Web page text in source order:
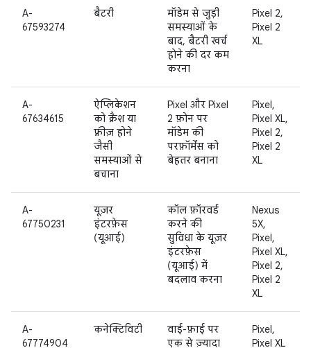
A-
67593274
बैटरी
मॉडेम से जुड़ी
समस्याओं के
बाद, बैटरी खर्च
होने की दर कम
करना
Pixel 2,
Pixel 2
XL
A-
67634615
ऐप्लिकेशन
को क्रैश या
फ़्रीज़ होने
जैसी
समस्याओं से
बचाना
Pixel और Pixel
2 फ़ोन पर
मॉडेम की
परफ़ॉर्मेंस को
बेहतर बनाना
Pixel,
Pixel XL,
Pixel 2,
Pixel 2
XL
A-
67750231
यूज़र
इंटरफ़ेस
(यूआई)
कॉल फ़ॉरवर्ड
करने की
सुविधा के यूज़र
इंटरफ़ेस
(यूआई) में
बदलाव करना
Nexus
5X,
Pixel,
Pixel XL,
Pixel 2,
Pixel 2
XL
A-
67774904
कनेक्टिविटी
वाई-फ़ाई पर
एक से ज़्यादा
Pixel,
Pixel XL